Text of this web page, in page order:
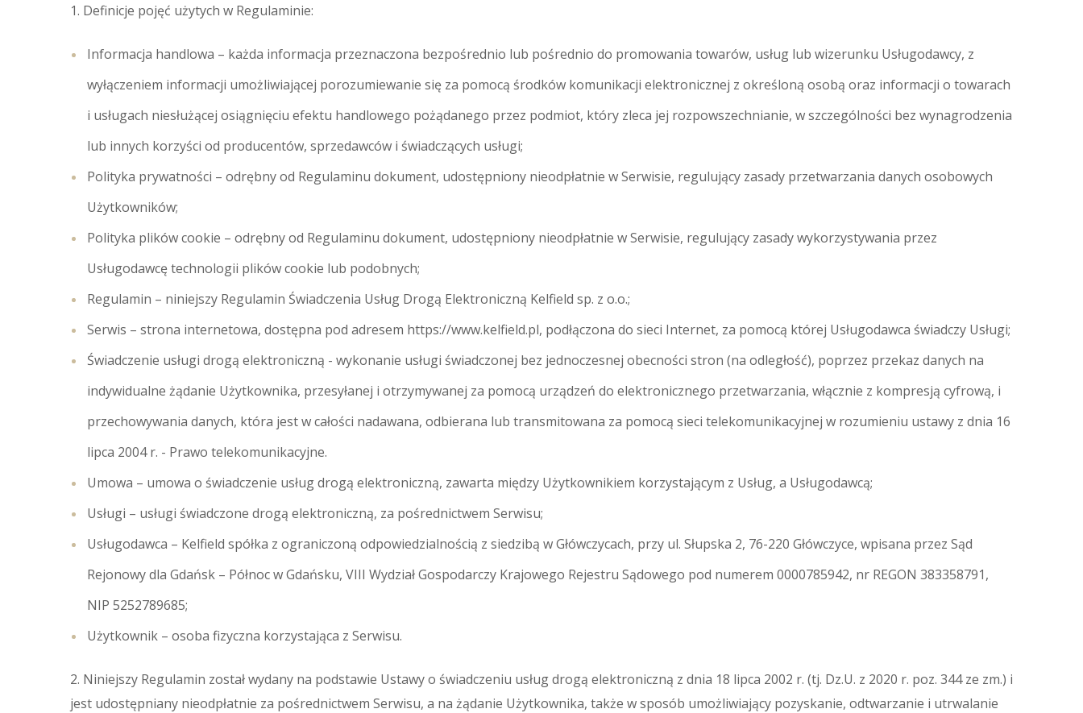
1. Definicje pojęć użytych w Regulaminie:
Informacja handlowa – każda informacja przeznaczona bezpośrednio lub pośrednio do promowania towarów, usług lub wizerunku Usługodawcy, z
wyłączeniem informacji umożliwiającej porozumiewanie się za pomocą środków komunikacji elektronicznej z określoną osobą oraz informacji o towarach
i usługach niesłużącej osiągnięciu efektu handlowego pożądanego przez podmiot, który zleca jej rozpowszechnianie, w szczególności bez wynagrodzenia
lub innych korzyści od producentów, sprzedawców i świadczących usługi;
Polityka prywatności – odrębny od Regulaminu dokument, udostępniony nieodpłatnie w Serwisie, regulujący zasady przetwarzania danych osobowych
Użytkowników;
Polityka plików cookie – odrębny od Regulaminu dokument, udostępniony nieodpłatnie w Serwisie, regulujący zasady wykorzystywania przez
Usługodawcę technologii plików cookie lub podobnych;
Regulamin – niniejszy Regulamin Świadczenia Usług Drogą Elektroniczną Kelfield sp. z o.o.;
Serwis – strona internetowa, dostępna pod adresem https://www.kelfield.pl, podłączona do sieci Internet, za pomocą której Usługodawca świadczy Usługi;
Świadczenie usługi drogą elektroniczną - wykonanie usługi świadczonej bez jednoczesnej obecności stron (na odległość), poprzez przekaz danych na
indywidualne żądanie Użytkownika, przesyłanej i otrzymywanej za pomocą urządzeń do elektronicznego przetwarzania, włącznie z kompresją cyfrową, i
przechowywania danych, która jest w całości nadawana, odbierana lub transmitowana za pomocą sieci telekomunikacyjnej w rozumieniu ustawy z dnia 16
lipca 2004 r. - Prawo telekomunikacyjne.
Umowa – umowa o świadczenie usług drogą elektroniczną, zawarta między Użytkownikiem korzystającym z Usług, a Usługodawcą;
Usługi – usługi świadczone drogą elektroniczną, za pośrednictwem Serwisu;
Usługodawca – Kelfield spółka z ograniczoną odpowiedzialnością z siedzibą w Główczycach, przy ul. Słupska 2, 76-220 Główczyce, wpisana przez Sąd
Rejonowy dla Gdańsk – Północ w Gdańsku, VIII Wydział Gospodarczy Krajowego Rejestru Sądowego pod numerem 0000785942, nr REGON 383358791,
NIP 5252789685;
Użytkownik – osoba fizyczna korzystająca z Serwisu.
2. Niniejszy Regulamin został wydany na podstawie Ustawy o świadczeniu usług drogą elektroniczną z dnia 18 lipca 2002 r. (tj. Dz.U. z 2020 r. poz. 344 ze zm.) i
jest udostępniany nieodpłatnie za pośrednictwem Serwisu, a na żądanie Użytkownika, także w sposób umożliwiający pozyskanie, odtwarzanie i utrwalanie